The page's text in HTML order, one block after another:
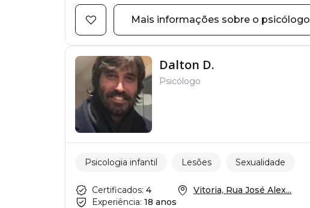
Mais informações sobre o psicólogo
Dalton D.
Psicólogo
Psicologia infantil Lesões Sexualidade
Certificados: 4
Experiência: 18 anos
Vitoria, Rua José Alex...